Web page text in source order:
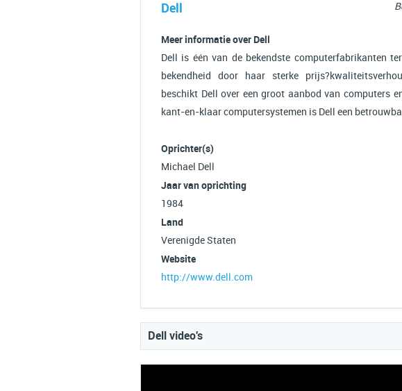
Dell
Meer informatie over Dell
Dell is één van de bekendste computerfabrikanten
bekendheid door haar sterke
beschikt Dell over een groot aanbod van computers
kant-en-klaar computersystemen is Dell een
Oprichter(s)
Michael Dell
Jaar van oprichting
1984
Land
Verenigde Staten
Website
http://www.dell.com
Dell video's